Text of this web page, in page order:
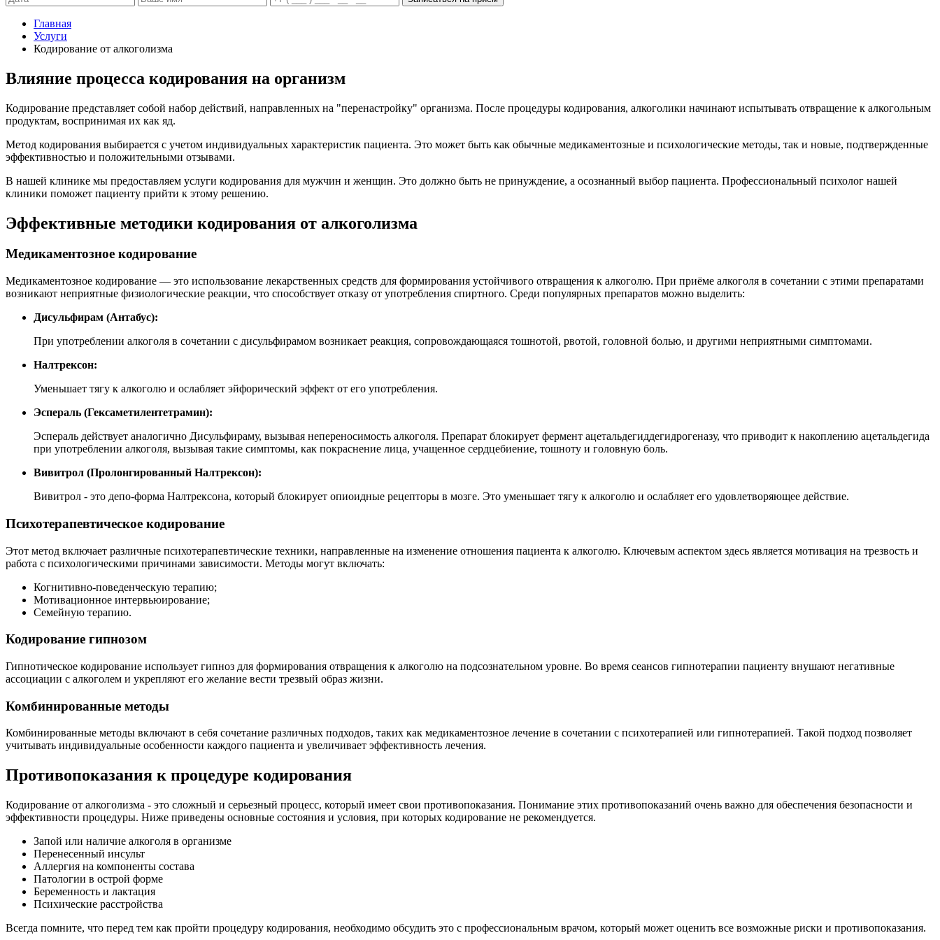
Главная
Услуги
Кодирование от алкоголизма
Влияние процесса кодирования на организм
Кодирование представляет собой набор действий, направленных на "перенастройку" организма. После процедуры кодирования, алкоголики начинают испытывать отвращение к алкогольным
продуктам, воспринимая их как яд.
Метод кодирования выбирается с учетом индивидуальных характеристик пациента. Это может быть как обычные медикаментозные и психологические методы, так и новые, подтвержденные
эффективностью и положительными отзывами.
В нашей клинике мы предоставляем услуги кодирования для мужчин и женщин. Это должно быть не принуждение, а осознанный выбор пациента. Профессиональный психолог нашей
клиники поможет пациенту прийти к этому решению.
Эффективные методики кодирования от алкоголизма
Медикаментозное кодирование
Медикаментозное кодирование — это использование лекарственных средств для формирования устойчивого отвращения к алкоголю. При приёме алкоголя в сочетании с этими препаратами
возникают неприятные физиологические реакции, что способствует отказу от употребления спиртного. Среди популярных препаратов можно выделить:
Дисульфирам (Антабус):
При употреблении алкоголя в сочетании с дисульфирамом возникает реакция, сопровождающаяся тошнотой, рвотой, головной болью, и другими неприятными симптомами.
Налтрексон:
Уменьшает тягу к алкоголю и ослабляет эйфорический эффект от его употребления.
Эспераль (Гексаметилентетрамин):
Эспераль действует аналогично Дисульфираму, вызывая непереносимость алкоголя. Препарат блокирует фермент ацетальдегиддегидрогеназу, что приводит к накоплению ацетальдегида
при употреблении алкоголя, вызывая такие симптомы, как покраснение лица, учащенное сердцебиение, тошноту и головную боль.
Вивитрол (Пролонгированный Налтрексон):
Вивитрол - это депо-форма Налтрексона, который блокирует опиоидные рецепторы в мозге. Это уменьшает тягу к алкоголю и ослабляет его удовлетворяющее действие.
Психотерапевтическое кодирование
Этот метод включает различные психотерапевтические техники, направленные на изменение отношения пациента к алкоголю. Ключевым аспектом здесь является мотивация на трезвость и
работа с психологическими причинами зависимости. Методы могут включать:
Когнитивно-поведенческую терапию;
Мотивационное интервьюирование;
Семейную терапию.
Кодирование гипнозом
Гипнотическое кодирование использует гипноз для формирования отвращения к алкоголю на подсознательном уровне. Во время сеансов гипнотерапии пациенту внушают негативные
ассоциации с алкоголем и укрепляют его желание вести трезвый образ жизни.
Комбинированные методы
Комбинированные методы включают в себя сочетание различных подходов, таких как медикаментозное лечение в сочетании с психотерапией или гипнотерапией. Такой подход позволяет
учитывать индивидуальные особенности каждого пациента и увеличивает эффективность лечения.
Противопоказания к процедуре кодирования
Кодирование от алкоголизма - это сложный и серьезный процесс, который имеет свои противопоказания. Понимание этих противопоказаний очень важно для обеспечения безопасности и
эффективности процедуры. Ниже приведены основные состояния и условия, при которых кодирование не рекомендуется.
Запой или наличие алкоголя в организме
Перенесенный инсульт
Аллергия на компоненты состава
Патологии в острой форме
Беременность и лактация
Психические расстройства
Всегда помните, что перед тем как пройти процедуру кодирования, необходимо обсудить это с профессиональным врачом, который может оценить все возможные риски и противопоказания.